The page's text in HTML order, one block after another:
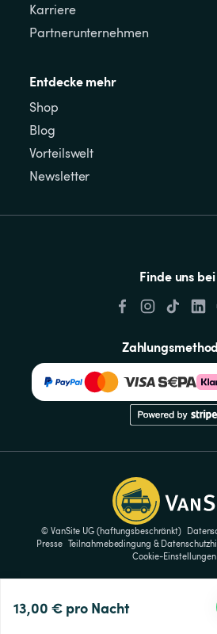
13,00 € pro Nacht
Karriere
Partnerunternehmen
Entdecke mehr
Shop
Blog
Vorteilswelt
Newsletter
Finde uns bei
© VanSite UG (haftungsbeschränkt)
Presse Teilnahmebedingung &
Cookie-Einstellungen